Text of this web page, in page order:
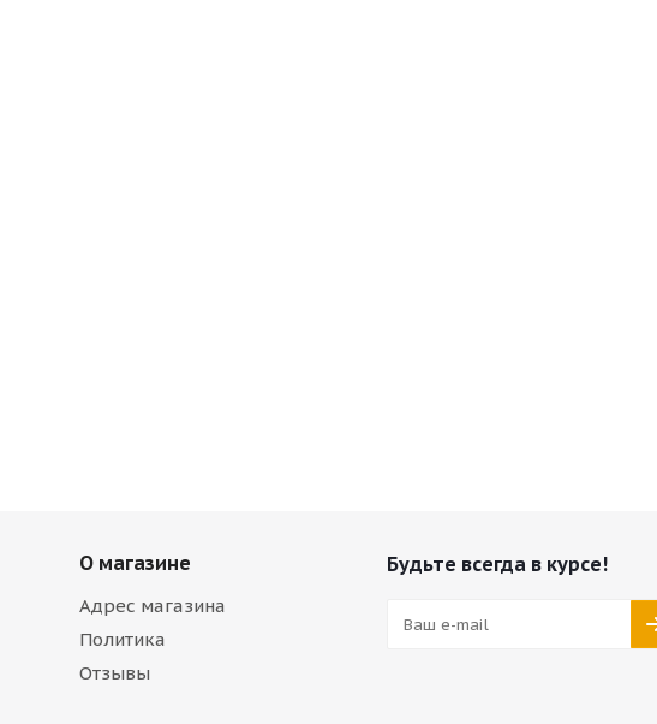
О магазине
Адрес магазина
Политика
Отзывы
Будьте всегда в курсе!